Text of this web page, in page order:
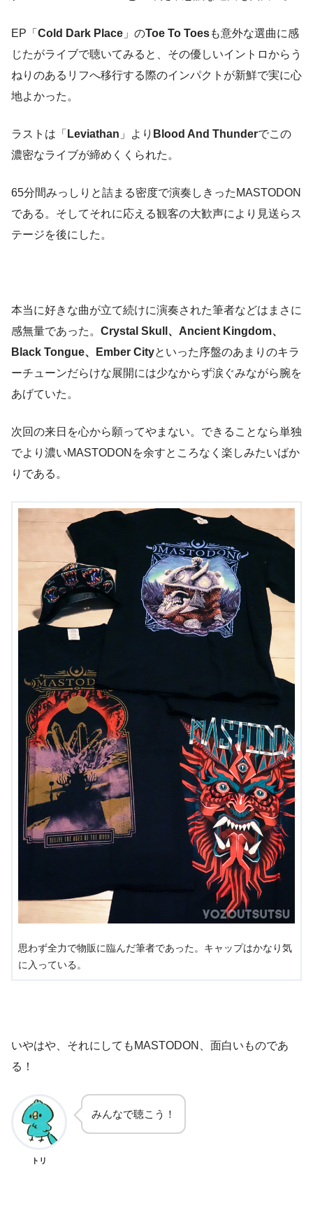
EP「 Cold Dark Place 」のToe To Toesも意外な選曲に感
じたがライブで聴いてみると、その優しいイントロからう
ねりのあるリフへ移行する際のインパクトが新鮮で実に心
地よかった。
ラストは「 Leviathan 」より Blood And Thunderでこの
濃密なライブが締めくくられた。
65分間みっしりと詰まる密度で演奏しきったMASTODON
である。そしてそれに応える観客の大歓声により見送らス
テージを後にした。
本当に好きな曲が立て続けに演奏された筆者などはまさに
感無量であった。 Crystal Skull、Ancient Kingdom、
Black Tongue、Ember Cityといった序盤のあまりのキラ
ーチューンだらけな展開には少なからず涙ぐみながら腕を
あげていた。
次回の来日を心から願ってやまない。できることなら単独
でより濃いMASTODONを余すところなく楽しみたいばか
りである。
思わず全力で物販に臨んだ筆者であった。キャップはかなり気
に入っている。
いやはや、それにしてもMASTODON、面白いものであ
る！
トリ
みんなで聴こう！